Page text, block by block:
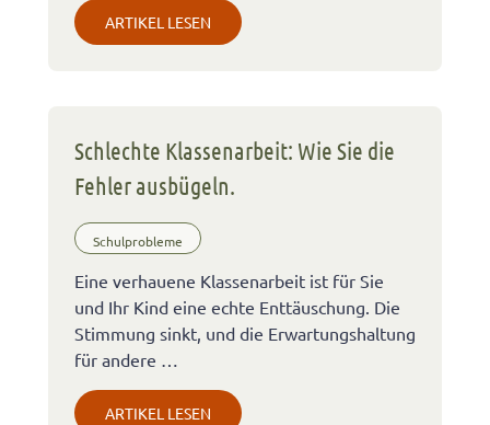
ARTIKEL LESEN
Schlechte Klassenarbeit: Wie Sie die
Fehler ausbügeln.
Schulprobleme
Eine verhauene Klassenarbeit ist für Sie
und Ihr Kind eine echte Enttäuschung. Die
Stimmung sinkt, und die Erwartungshaltung
für andere …
ARTIKEL LESEN